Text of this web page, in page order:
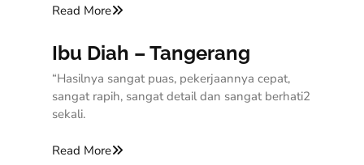
Read More
Ibu Diah – Tangerang
“Hasilnya sangat puas, pekerjaannya cepat,
sangat rapih, sangat detail dan sangat berhati2
sekali.
Read More